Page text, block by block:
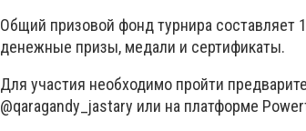
Общий призовой фонд турнира составляет
денежные призы, медали и сертификаты.
Для участия необходимо пройти
@qaragandy_jastary или на платформе